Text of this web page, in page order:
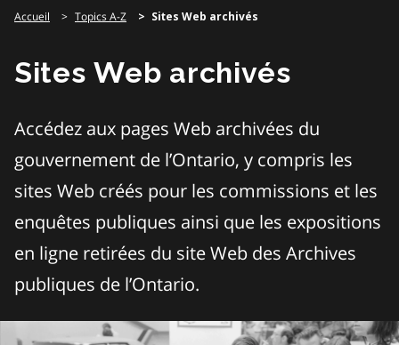
Accueil Topics A-Z Sites Web archivés
Sites Web archivés
Accédez aux pages Web archivées du
gouvernement de l’Ontario, y compris les
sites Web créés pour les commissions et les
enquêtes publiques ainsi que les expositions
en ligne retirées du site Web des Archives
publiques de l’Ontario.